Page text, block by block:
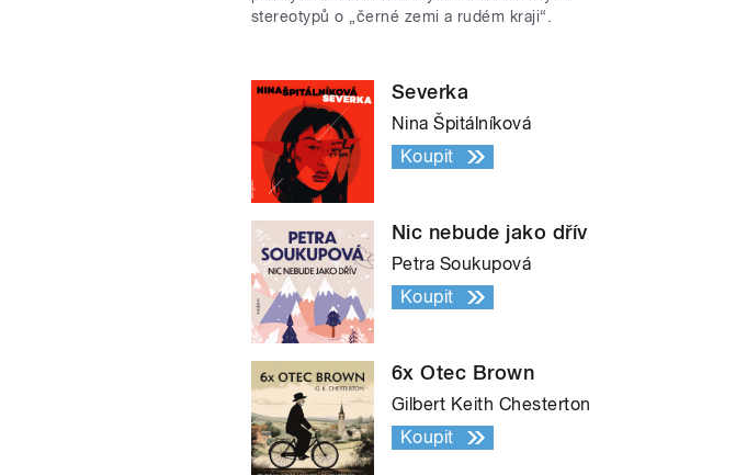
stereotypů o „černé zemi a rudém kraji“.
Severka
Nina Špitálníková
Koupit
Nic nebude jako dřív
Petra Soukupová
Koupit
6x Otec Brown
Gilbert Keith Chesterton
Koupit